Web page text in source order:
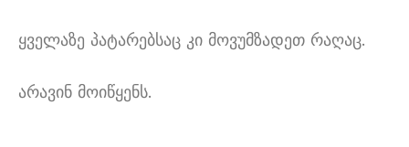
ყველაზე პატარებსაც კი მოვუმზადეთ რაღაც.
არავინ მოიწყენს.